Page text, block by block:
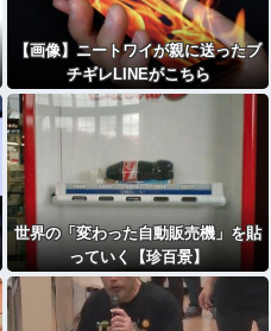
【画像】ニートワイが親に送ったブ
チギレLINEがこちら
世界の「変わった自動販売機」を貼
っていく【珍百景】